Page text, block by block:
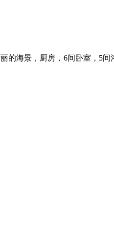
的海景，厨房，6间卧室，5间